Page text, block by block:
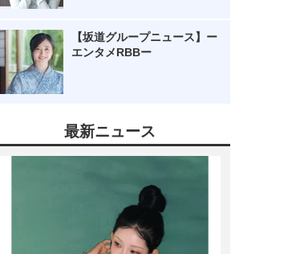
【坂道グループニュース】ー
エンタメRBBー
最新ニュース